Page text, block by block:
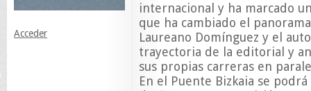
Acceder
internacional y ha marcado
que ha cambiado el
Laureano Domínguez y el
trayectoria de la editorial y
sus propias carreras en
En el Puente Bizkaia se